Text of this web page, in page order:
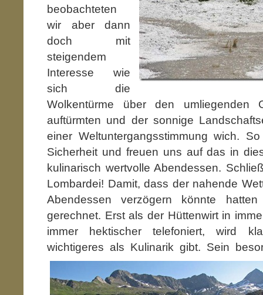
beobachteten
wir aber dann
doch mit
steigendem
Interesse wie
sich die
Wolkentürme über den umliegenden
auftürmten und der sonnige
einer Weltuntergangsstimmung wich.
Sicherheit und freuen uns auf das in
kulinarisch wertvolle Abendessen.
Lombardei! Damit, dass der nahende
Abendessen verzögern könnte
gerechnet. Erst als der Hüttenwirt in
immer hektischer telefoniert, wird
wichtigeres als Kulinarik gibt. Sein